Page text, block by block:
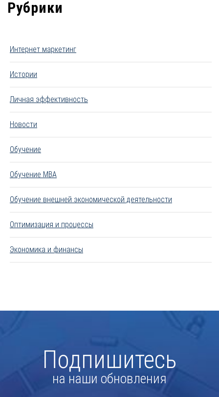
Рубрики
Интернет маркетинг
Истории
Личная эффективность
Новости
Обучение
Обучение MBA
Обучение внешней экономической деятельности
Оптимизация и процессы
Экономика и финансы
Подпишитесь
на наши обновления